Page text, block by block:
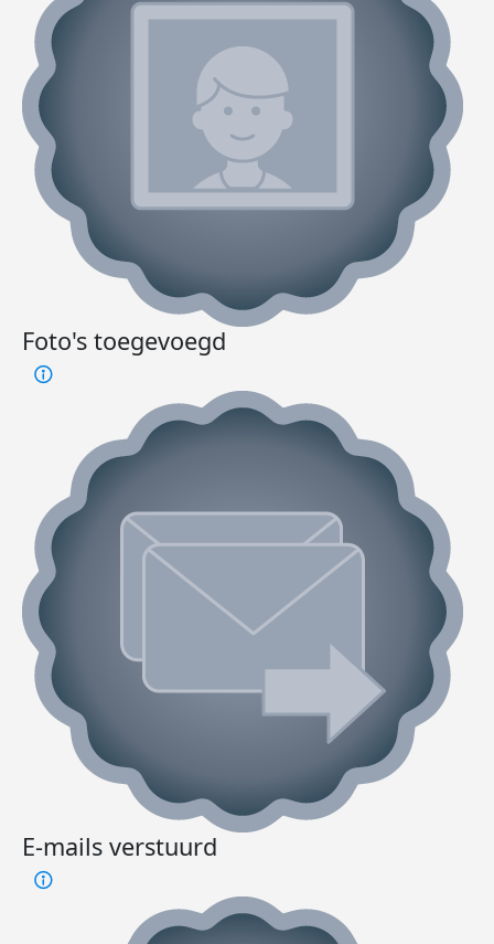
Foto's toegevoegd
E-mails verstuurd